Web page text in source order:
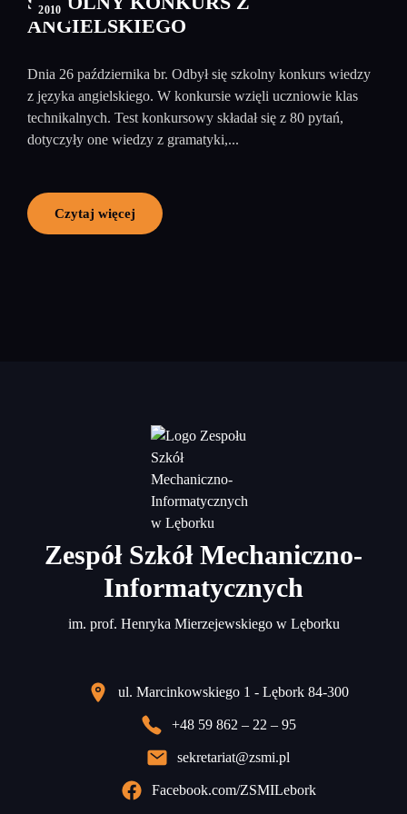
2010
ANGIELSKIEGO
Dnia 26 października br. Odbył się szkolny konkurs wiedzy
z języka angielskiego. W konkursie wzięli uczniowie klas
technikalnych. Test konkursowy składał się z 80 pytań,
dotyczyły one wiedzy z gramatyki,...
Czytaj więcej
Zespół Szkół Mechaniczno-
Informatycznych
im. prof. Henryka Mierzejewskiego w Lęborku
ul. Marcinkowskiego 1 - Lębork 84-300
+48 59 862 – 22 – 95
sekretariat@zsmi.pl
Facebook.com/ZSMILebork